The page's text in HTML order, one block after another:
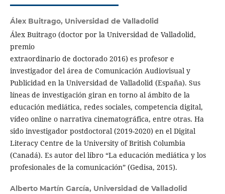
Álex Buitrago, Universidad de Valladolid
Álex Buitrago (doctor por la Universidad de Valladolid,
premio
extraordinario de doctorado 2016) es profesor e
investigador del área de Comunicación Audiovisual y
Publicidad en la Universidad de Valladolid (España). Sus
líneas de investigación giran en torno al ámbito de la
educación mediática, redes sociales, competencia digital,
vídeo online o narrativa cinematográfica, entre otras. Ha
sido investigador postdoctoral (2019-2020) en el Digital
Literacy Centre de la University of British Columbia
(Canadá). Es autor del libro “La educación mediática y los
profesionales de la comunicación” (Gedisa, 2015).
Alberto Martín García, Universidad de Valladolid